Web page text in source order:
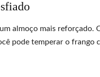
almoço mais
pode temperar o frango